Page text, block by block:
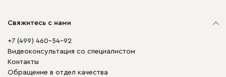
Свяжитесь с нами
+7 (499) 460-54-92
Видеоконсультация со специалистом
Контакты
Обращение в отдел качества